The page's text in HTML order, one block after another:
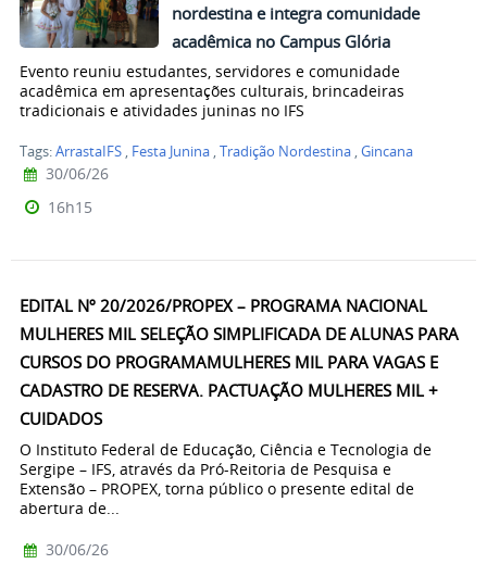
nordestina e integra comunidade
acadêmica no Campus Glória
Evento reuniu estudantes, servidores e comunidade
acadêmica em apresentações culturais, brincadeiras
tradicionais e atividades juninas no IFS
Tags:ArrastaIFS , Festa Junina ,Tradição Nordestina ,Gincana
30/06/26
16h15
EDITAL Nº 20/2026/PROPEX – PROGRAMA NACIONAL
MULHERES MIL SELEÇÃO SIMPLIFICADA DE ALUNAS PARA
CURSOS DO PROGRAMAMULHERES MIL PARA VAGAS E
CADASTRO DE RESERVA. PACTUAÇÃO MULHERES MIL +
CUIDADOS
O Instituto Federal de Educação, Ciência e Tecnologia de
Sergipe – IFS, através da Pró-Reitoria de Pesquisa e
Extensão – PROPEX, torna público o presente edital de
abertura de...
30/06/26